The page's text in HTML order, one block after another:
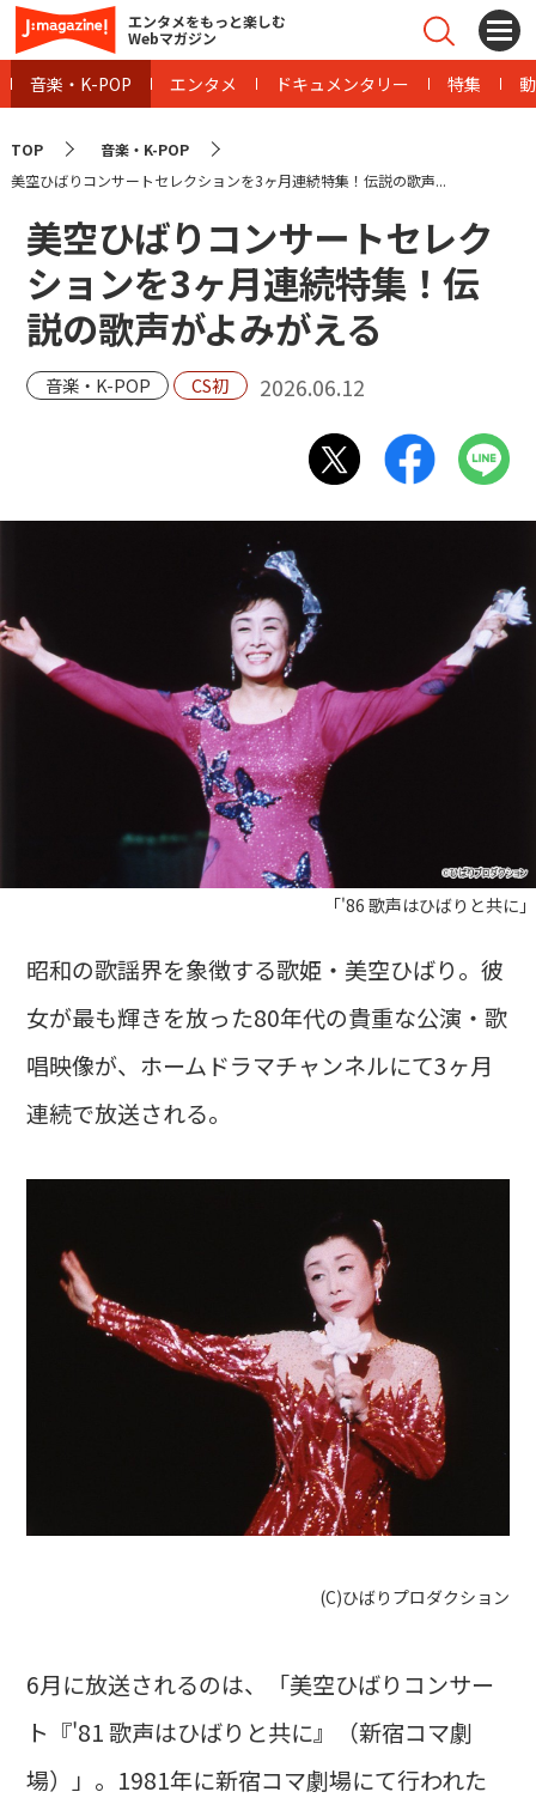
エンタメをもっと楽しむ
Webマガジン
音楽・K-POP エンタメ ドキュメンタリー 特集
TOP
音楽・K-POP
美空ひばりコンサートセレクションを3ヶ月連続特集！伝説の歌声...
美空ひばりコンサートセレク
ションを3ヶ月連続特集！伝
説の歌声がよみがえる
音楽・K-POP CS初 2026.06.12
「'86 歌声はひばりと共に」
昭和の歌謡界を象徴する歌姫・美空ひばり。彼
女が最も輝きを放った80年代の貴重な公演・歌
唱映像が、ホームドラマチャンネルにて3ヶ月
連続で放送される。
(C)ひばりプロダクション
6月に放送されるのは、「美空ひばりコンサー
ト『'81 歌声はひばりと共に』（新宿コマ劇
場）」。1981年に新宿コマ劇場にて行われた